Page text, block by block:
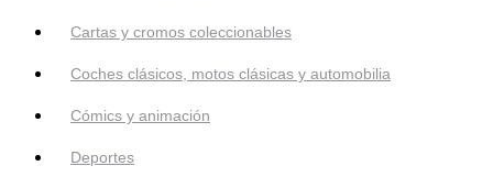
Cartas y cromos coleccionables
Coches clásicos, motos clásicas y automobilia
Cómics y animación
Deportes